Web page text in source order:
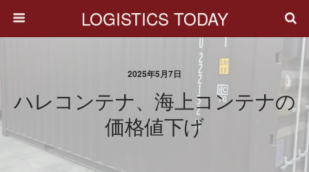
LOGISTICS TODAY
2025年5月7日
ハレコンテナ、海上コンテナの
価格値下げ